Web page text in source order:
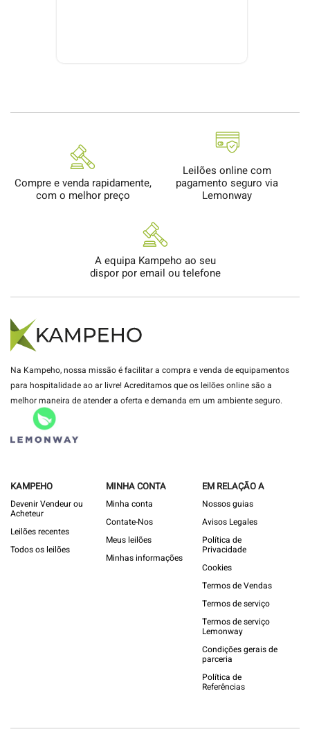
Compre e venda rapidamente,
com o melhor preço
Leilões online com
pagamento seguro via
Lemonway
A equipa Kampeho ao seu
dispor por email ou telefone
Na Kampeho, nossa missão é facilitar a compra e venda de equipamentos
para hospitalidade ao ar livre! Acreditamos que os leilões online são a
melhor maneira de atender a oferta e demanda em um ambiente seguro.
KAMPEHO
Devenir Vendeur ou
Acheteur
Leilões recentes
Todos os leilões
MINHA CONTA
Minha conta
Contate-Nos
Meus leilões
Minhas informações
EM RELAÇÃO A
Nossos guias
Avisos Legales
Política de
Privacidade
Cookies
Termos de Vendas
Termos de serviço
Termos de serviço
Lemonway
Condições gerais de
parceria
Política de
Referências